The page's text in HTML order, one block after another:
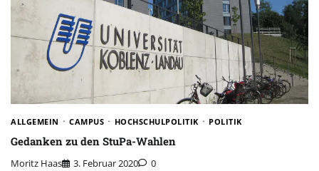
ALLGEMEIN CAMPUS HOCHSCHULPOLITIK POLITIK
Gedanken zu den StuPa-Wahlen
Moritz Haas 3. Februar 2020 0